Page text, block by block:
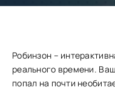
Робинзон –
реального времени.
попал на почти